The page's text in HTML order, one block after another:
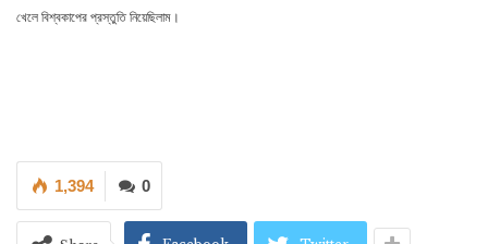
খেলে বিশ্বকাপের প্রস্তুতি নিয়েছিলাম।
0
1,394